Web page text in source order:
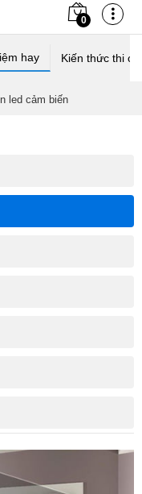
0
hay Kiến thức thi
led cảm biến